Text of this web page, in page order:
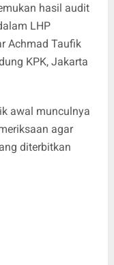
hasil audit
LHP
Achmad Taufik
KPK, Jakarta
awal munculnya
agar
diterbitkan